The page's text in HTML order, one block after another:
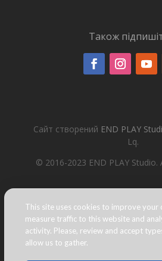
Також
Сайт створений END PLAY
Lq.
© 2016-2023 END PLAY Studio.
This site uses cookies to improve your
measure traffic to this website and
activity. Please, review and accept
allow us to gather.